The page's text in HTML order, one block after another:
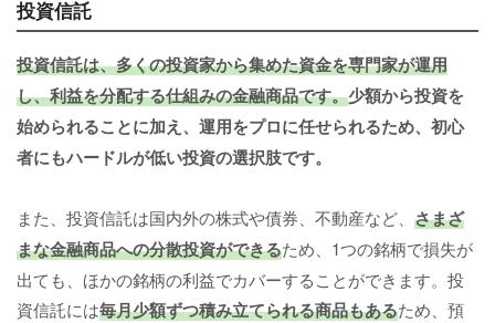
投資信託
投資信託は、多くの投資家から集めた資金を専門家が運用
し、利益を分配する仕組みの金融商品です。少額から投資を
始められることに加え、運用をプロに任せられるため、初心
者にもハードルが低い投資の選択肢です。
また、投資信託は国内外の株式や債券、不動産など、 さまざ
まな金融商品への分散投資ができるため、1つの銘柄で損失が
出ても、ほかの銘柄の利益でカバーすることができます。投
資信託には毎月少額ずつ積み立てられる商品もあるため、預